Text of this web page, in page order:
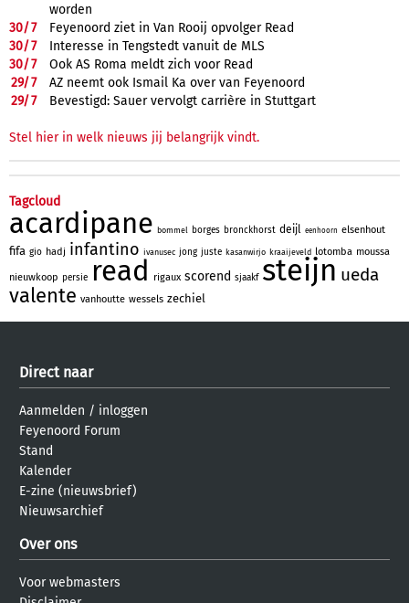
worden
30/7
Feyenoord ziet in Van Rooij opvolger Read
30/7
Interesse in Tengstedt vanuit de MLS
30/7
Ook AS Roma meldt zich voor Read
29/7
AZ neemt ook Ismail Ka over van Feyenoord
29/7 Bevestigd: Sauer vervolgt carrière in Stuttgart
Stel hier in welk nieuws jij belangrijk vindt.
Tagcloud
acardipane bommel borges bronckhorst deijl eenhoorn elsenhout
fifa gio hadj infantino ivanusec jong juste kasanwirjo kraaijeveld lotomba moussa
nieuwkoop persie read rigaux scorend sjaakf steijn ueda
valente vanhoutte wessels zechiel
Direct naar
Aanmelden / inloggen
Feyenoord Forum
Stand
Kalender
E-zine (nieuwsbrief)
Nieuwsarchief
Over ons
Voor webmasters